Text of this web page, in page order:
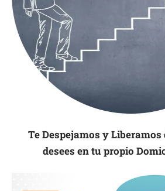
Te Despejamos y
desees en tu propio